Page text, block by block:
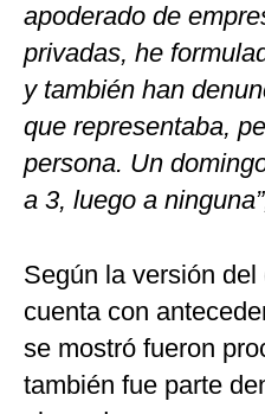
apoderado de
privadas, he
y también han
que representaba,
persona. Un
a 3, luego a
Según la versión
cuenta con
se mostró fueron
también fue parte